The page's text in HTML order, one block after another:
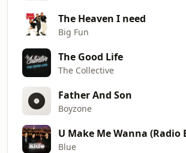
The Heaven I need
Big Fun
The Good Life
The Collective
Father And Son
Boyzone
Blue